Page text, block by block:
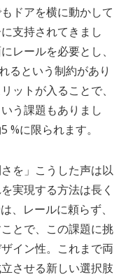
ドアを横に動かして
支持されてきまし
レールを必要とし、
るという制約があり
ットが入ることで、
う課題もありまし
5 %に限られます。
を」こうした声は以
実現する方法は長く
、レールに頼らず、
とで、この課題に挑
イン性。これまで両
させる新しい選択肢